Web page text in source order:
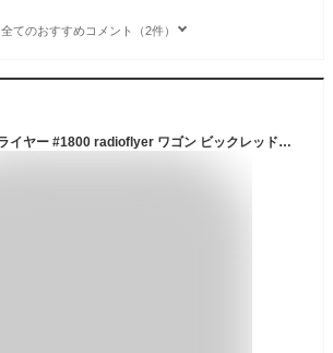
全てのおすすめコメント（2件）
[伝票直貼] ラジオフライヤー #1800 radioflyer ワゴン ビックレッドクラシックATW radio flyer 送料無料 [big red classic atw ラジフラ ワゴン キャリーカート キャリーワゴン アウトドア 海 プール バーベキュー bbq おもちゃ 乗物玩具]